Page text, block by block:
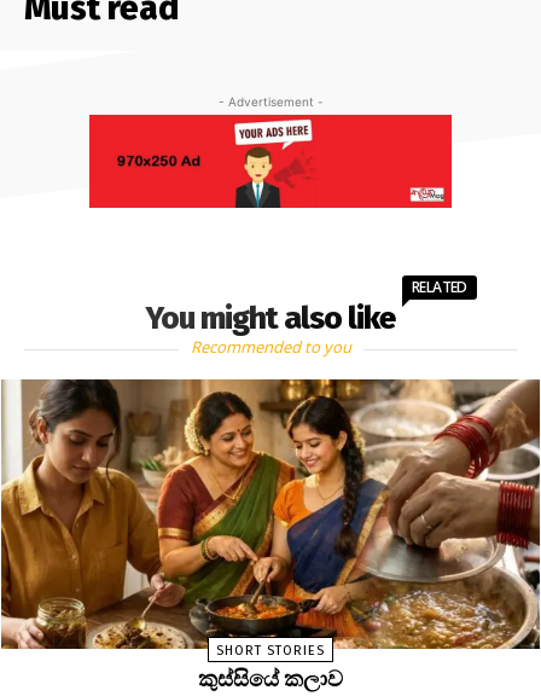
- Advertisement -
You might also like
RELATED
Recommended to you
SHORT STORIES
කුස්සියේ කලාව